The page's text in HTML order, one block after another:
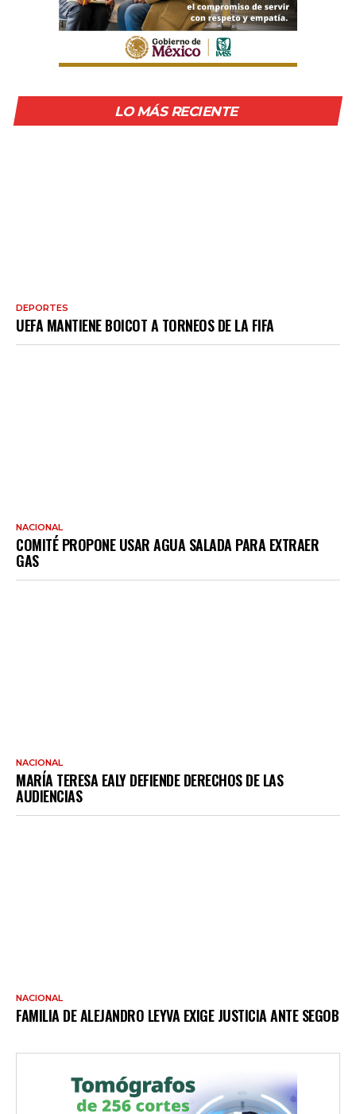
LO MÁS RECIENTE
DEPORTES
UEFA MANTIENE BOICOT A TORNEOS DE LA FIFA
NACIONAL
COMITÉ PROPONE USAR AGUA SALADA PARA EXTRAER
GAS
NACIONAL
MARÍA TERESA EALY DEFIENDE DERECHOS DE LAS
AUDIENCIAS
NACIONAL
FAMILIA DE ALEJANDRO LEYVA EXIGE JUSTICIA ANTE SEGOB